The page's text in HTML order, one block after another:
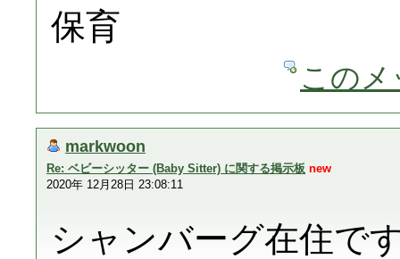
保育
この
markwoon
Re: ベビーシッター (Baby Sitter) に関する掲示板 new
2020年 12月28日 23:08:11
シャンバーグ在住で